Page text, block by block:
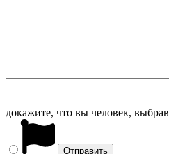
докажите, что вы человек, выбрав